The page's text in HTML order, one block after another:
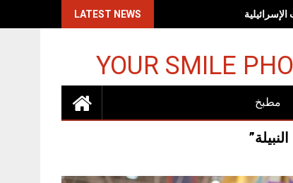
LATEST NEWS
YOUR SMILE
مطبخ